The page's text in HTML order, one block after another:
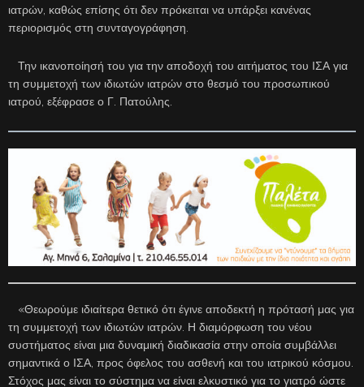
ιατρών, καθώς επίσης ότι δεν πρόκειται να υπάρξει κανένας
περιορισμός στη συνταγογράφηση.
Την ικανοποίησή του για την αποδοχή του αιτήματος του ΙΣΑ για
τη συμμετοχή των ιδιωτών ιατρών στο θεσμό του προσωπικού
ιατρού, εξέφρασε ο Γ. Πατούλης.
«Θεωρούμε ιδιαίτερα θετικό ότι έγινε αποδεκτή η πρότασή μας για
τη συμμετοχή των ιδιωτών ιατρών. Η διαμόρφωση του νέου
συστήματος είναι μια δυναμική διαδικασία στην οποία συμβάλλει
σημαντικά ο ΙΣΑ, προς όφελος του ασθενή και του ιατρικού κόσμου.
Στόχος μας είναι το σύστημα να είναι ελκυστικό για το γιατρό ώστε